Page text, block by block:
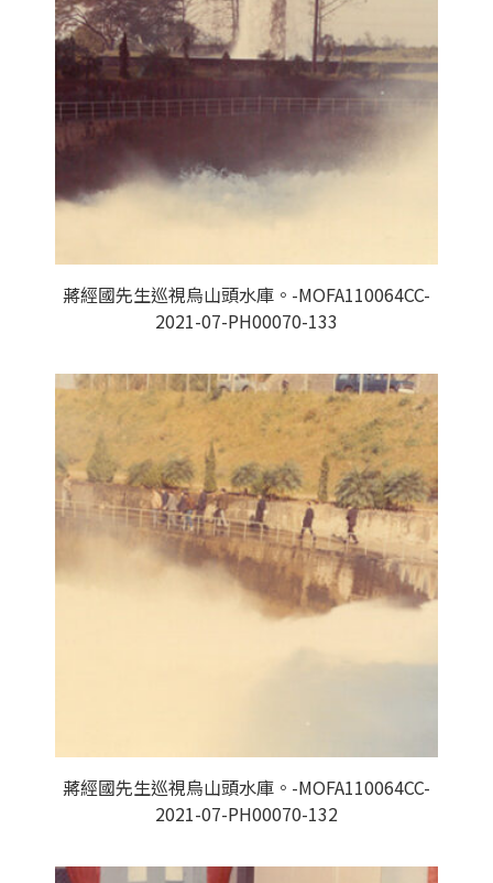
蔣經國先生巡視烏山頭水庫。-MOFA110064CC-
2021-07-PH00070-133
蔣經國先生巡視烏山頭水庫。-MOFA110064CC-
2021-07-PH00070-132